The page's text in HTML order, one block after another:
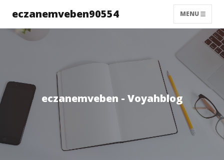
eczanemveben90554 MENU
eczanemveben - Voyahblog